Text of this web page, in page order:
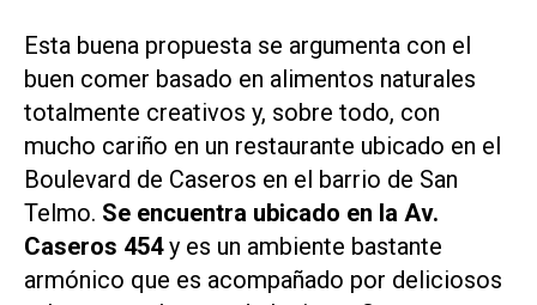
Esta buena propuesta se argumenta con el
buen comer basado en alimentos naturales
totalmente creativos y, sobre todo, con
mucho cariño en un restaurante ubicado en el
Boulevard de Caseros en el barrio de San
Telmo. Se encuentra ubicado en la Av.
Caseros 454y es un ambiente bastante
armónico que es acompañado por deliciosos